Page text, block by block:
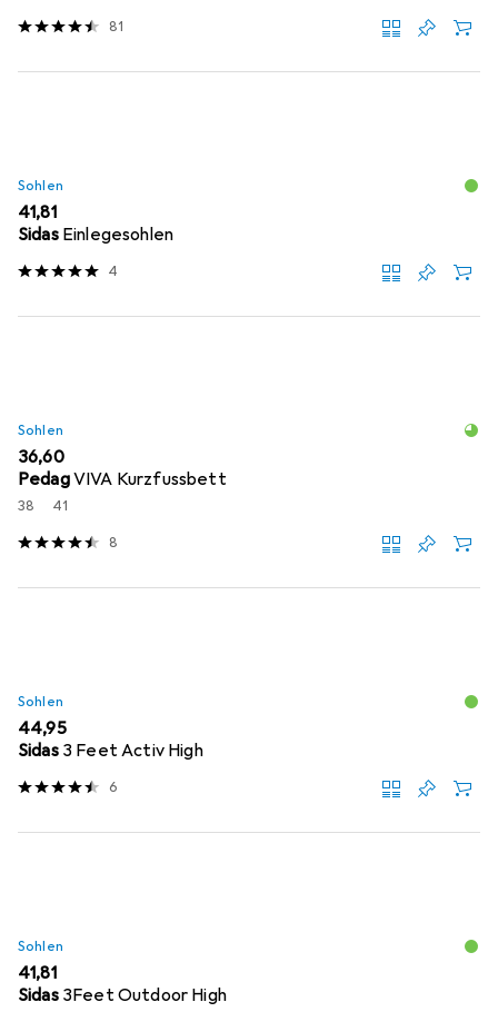
81
Sohlen
EUR
41,81
Sidas Einlegesohlen
4
Sohlen
EUR
36,60
PedagVIVA Kurzfussbett
38 41
8
Sohlen
EUR
44,95
Sidas 3 Feet Activ High
6
Sohlen
EUR
41,81
Sidas 3Feet Outdoor High